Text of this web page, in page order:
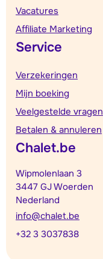
Vacatures
Affiliate Marketing
Service
Verzekeringen
Mijn boeking
Veelgestelde vragen
Betalen & annuleren
Chalet.be
Wipmolenlaan 3
3447 GJ Woerden
Nederland
info@chalet.be
+32 3 3037838